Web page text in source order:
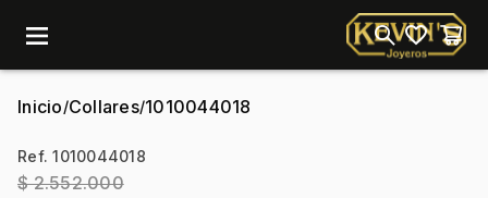
menu
Inicio/Collares/1010044018
Ref. 1010044018
$ 2.552.000